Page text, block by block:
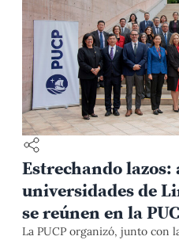
Estrechando
universidades de
se reúnen en la
La PUCP organizó, junto con